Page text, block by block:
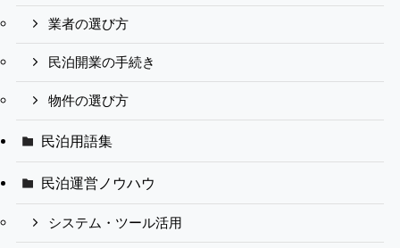
業者の選び方
民泊開業の手続き
物件の選び方
民泊用語集
民泊運営ノウハウ
システム・ツール活用